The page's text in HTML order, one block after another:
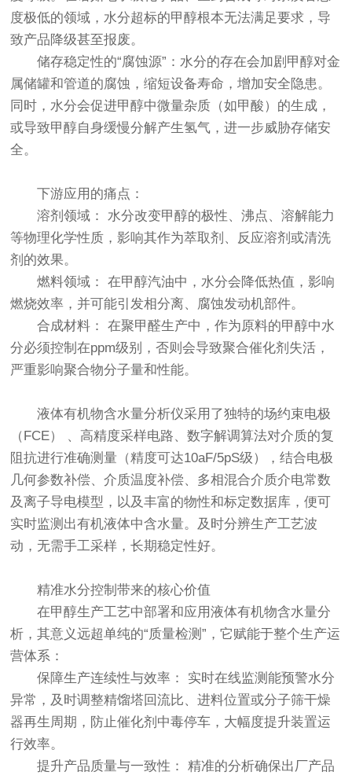
度极低的领域，水分超标的甲醇根本无法满足要求，导
致产品降级甚至报废。
储存稳定性的“腐蚀源”：水分的存在会加剧甲醇对金
属储罐和管道的腐蚀，缩短设备寿命，增加安全隐患。
同时，水分会促进甲醇中微量杂质（如甲酸）的生成，
或导致甲醇自身缓慢分解产生氢气，进一步威胁存储安
全。
下游应用的痛点：
溶剂领域： 水分改变甲醇的极性、沸点、溶解能力
等物理化学性质，影响其作为萃取剂、反应溶剂或清洗
剂的效果。
燃料领域： 在甲醇汽油中，水分会降低热值，影响
燃烧效率，并可能引发相分离、腐蚀发动机部件。
合成材料： 在聚甲醛生产中，作为原料的甲醇中水
分必须控制在ppm级别，否则会导致聚合催化剂失活，
严重影响聚合物分子量和性能。
液体有机物含水量分析仪采用了独特的场约束电极
（FCE） 、高精度采样电路、数字解调算法对介质的复
阻抗进行准确测量（精度可达10aF/5pS级），结合电极
几何参数补偿、介质温度补偿、多相混合介质介电常数
及离子导电模型，以及丰富的物性和标定数据库，便可
实时监测出有机液体中含水量。及时分辨生产工艺波
动，无需手工采样，长期稳定性好。
精准水分控制带来的核心价值
在甲醇生产工艺中部署和应用液体有机物含水量分
析，其意义远超单纯的“质量检测”，它赋能于整个生产运
营体系：
保障生产连续性与效率： 实时在线监测能预警水分
异常，及时调整精馏塔回流比、进料位置或分子筛干燥
器再生周期，防止催化剂中毒停车，大幅度提升装置运
行效率。
提升产品质量与一致性： 精准的分析确保出厂产品